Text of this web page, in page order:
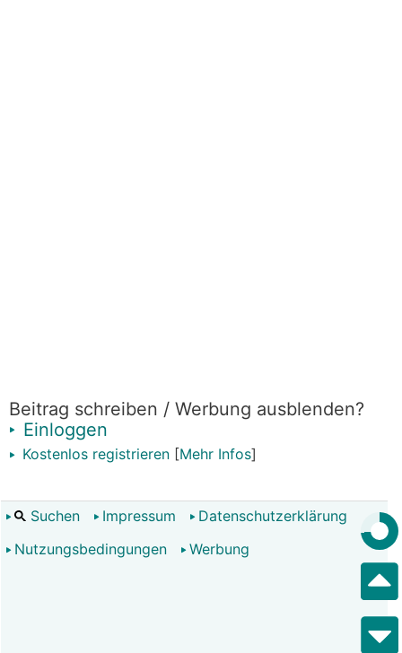
Beitrag schreiben / Werbung ausblenden?
Einloggen
Kostenlos registrieren [Mehr Infos]
Suchen Impressum
Datenschutzerklärung
Nutzungsbedingungen
Werbung